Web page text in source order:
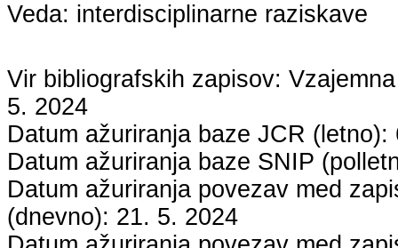
Veda: interdisciplinarne raziskave
Vir bibliografskih zapisov:
5. 2024
Datum ažuriranja baze JCR (letno):
Datum ažuriranja baze SNIP
Datum ažuriranja povezav med
(dnevno): 21. 5. 2024